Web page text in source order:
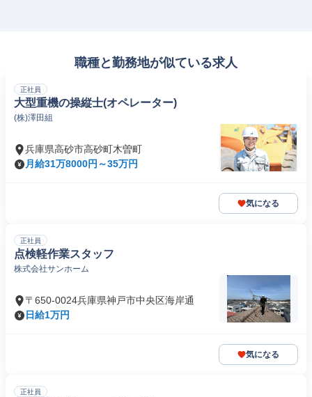
職種と勤務地が似ている求人
正社員
大型重機の操縦士(オペレーター)
(株)澤田組
兵庫県高砂市高砂町木曽町
月給31万8000円～35万円
気になる
正社員
点検軽作業スタッフ
株式会社サンホーム
〒650-0024兵庫県神戸市中央区海岸通
日給1万円
気になる
正社員